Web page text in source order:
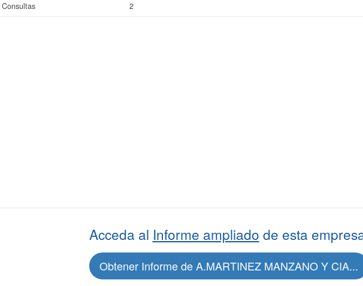
2
Acceda al Informe ampliado de esta
Obtener Informe de A.MARTINEZ MANZANO Y CIA...